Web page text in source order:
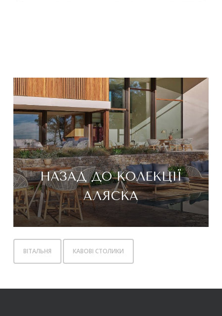
НАЗАД ДО КОЛЕКЦІЇ
АЛЯСКА
ВІТАЛЬНЯ КАВОВІ СТОЛИКИ